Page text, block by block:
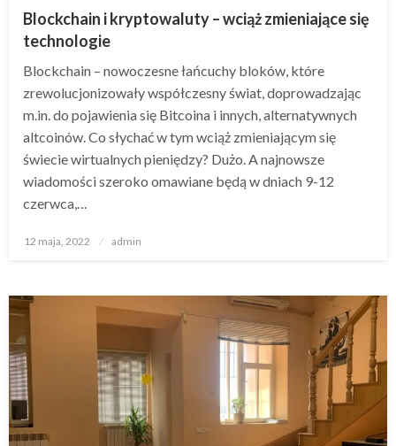
Blockchain i kryptowaluty – wciąż zmieniające się
technologie
Blockchain – nowoczesne łańcuchy bloków, które
zrewolucjonizowały współczesny świat, doprowadzając
m.in. do pojawienia się Bitcoina i innych, alternatywnych
altcoinów. Co słychać w tym wciąż zmieniającym się
świecie wirtualnych pieniędzy? Dużo. A najnowsze
wiadomości szeroko omawiane będą w dniach 9-12
czerwca,…
Opublikowane
12 maja, 2022 admin